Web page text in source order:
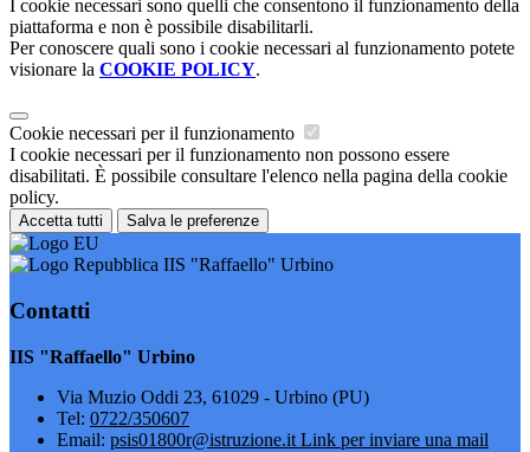
I cookie necessari sono quelli che consentono il funzionamento della
piattaforma e non è possibile disabilitarli.
Per conoscere quali sono i cookie necessari al funzionamento potete
visionare la COOKIE POLICY.
Cookie necessari per il funzionamento
I cookie necessari per il funzionamento non possono essere
disabilitati. È possibile consultare l'elenco nella pagina della cookie
policy.
Accetta tutti Salva le preferenze
IIS "Raffaello" Urbino
Contatti
IIS "Raffaello" Urbino
Via Muzio Oddi 23, 61029 - Urbino (PU)
Tel: 0722/350607
Email: psis01800r@istruzione.it Link per inviare una mail